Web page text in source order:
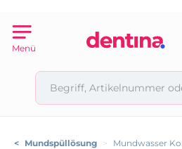
Menü
< Mundspüllösung > Mundwasser